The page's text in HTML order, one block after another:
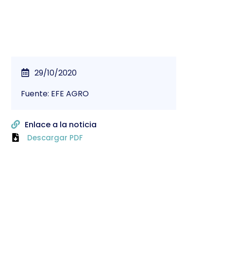
29/10/2020
Fuente: EFE AGRO
Enlace a la noticia
Descargar PDF